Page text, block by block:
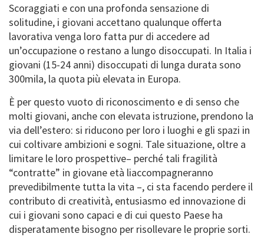
Scoraggiati e con una profonda sensazione di
solitudine, i giovani accettano qualunque offerta
lavorativa venga loro fatta pur di accedere ad
un’occupazione o restano a lungo disoccupati. In Italia i
giovani (15-24 anni) disoccupati di lunga durata sono
300mila, la quota più elevata in Europa.
È per questo vuoto di riconoscimento e di senso che
molti giovani, anche con elevata istruzione, prendono la
via dell’estero: si riducono per loro i luoghi e gli spazi in
cui coltivare ambizioni e sogni. Tale situazione, oltre a
limitare le loro prospettive– perché tali fragilità
“contratte” in giovane età liaccompagneranno
prevedibilmente tutta la vita –, ci sta facendo perdere il
contributo di creatività, entusiasmo ed innovazione di
cui i giovani sono capaci e di cui questo Paese ha
disperatamente bisogno per risollevare le proprie sorti.